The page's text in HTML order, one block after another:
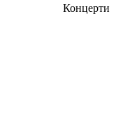
Концерти